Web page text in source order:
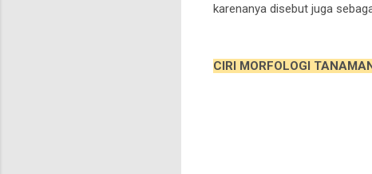
karenanya disebut juga
CIRI MORFOLOGI